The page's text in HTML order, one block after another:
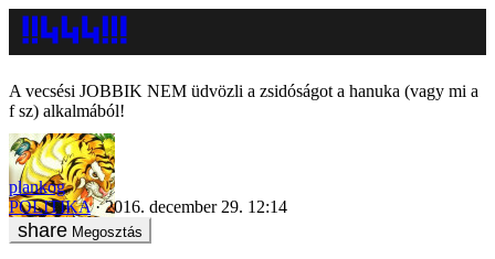
A vecsési JOBBIK NEM üdvözli a zsidóságot a hanuka (vagy mi a
f sz) alkalmából!
plankog
POLITIKA
2016. december 29. 12:14
Megosztás